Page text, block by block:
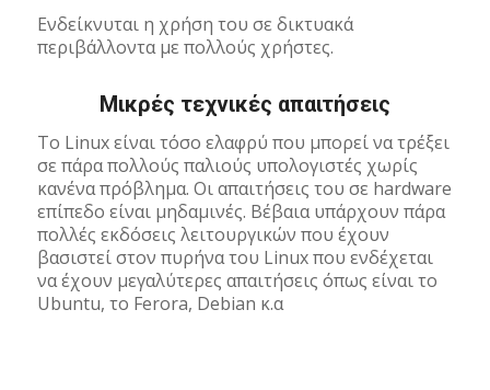
Ενδείκνυται η χρήση του σε δικτυακά
περιβάλλοντα με πολλούς χρήστες.
Μικρές τεχνικές απαιτήσεις
Το Linux είναι τόσο ελαφρύ που μπορεί να τρέξει
σε πάρα πολλούς παλιούς υπολογιστές χωρίς
κανένα πρόβλημα. Οι απαιτήσεις του σε hardware
επίπεδο είναι μηδαμινές. Βέβαια υπάρχουν πάρα
πολλές εκδόσεις λειτουργικών που έχουν
βασιστεί στον πυρήνα του Linux που ενδέχεται
να έχουν μεγαλύτερες απαιτήσεις όπως είναι το
Ubuntu, το Ferora, Debian κ.α